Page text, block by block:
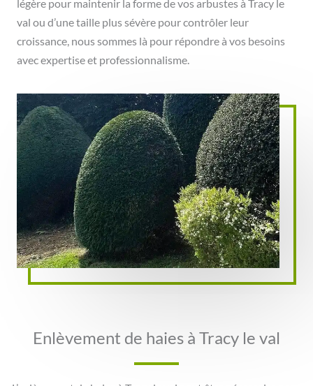
légère pour maintenir la forme de vos arbustes à Tracy le
val ou d’une taille plus sévère pour contrôler leur
croissance, nous sommes là pour répondre à vos besoins
avec expertise et professionnalisme.
Enlèvement de haies à Tracy le val